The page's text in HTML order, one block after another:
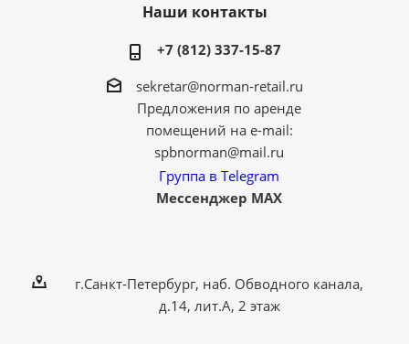
Наши контакты
+7 (812) 337-15-87
sekretar@norman-retail.ru
Предложения по аренде
помещений на e-mail:
spbnorman@mail.ru
Группа в Telegram
Мессенджер MAX
г.Санкт-Петербург, наб. Обводного канала,
д.14, лит.А, 2 этаж